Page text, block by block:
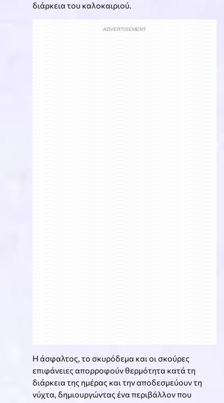
διάρκεια του καλοκαιριού.
Η άσφαλτος, το σκυρόδεμα και οι σκούρες
επιφάνειες απορροφούν θερμότητα κατά τη
διάρκεια της ημέρας και την αποδεσμεύουν τη
νύχτα, δημιουργώντας ένα περιβάλλον που